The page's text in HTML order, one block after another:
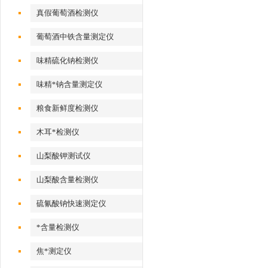
真假葡萄酒检测仪
葡萄酒中铁含量测定仪
味精硫化钠检测仪
味精*钠含量测定仪
粮食新鲜度检测仪
木耳*检测仪
山梨酸钾测试仪
山梨酸含量检测仪
硫氰酸钠快速测定仪
*含量检测仪
焦*测定仪